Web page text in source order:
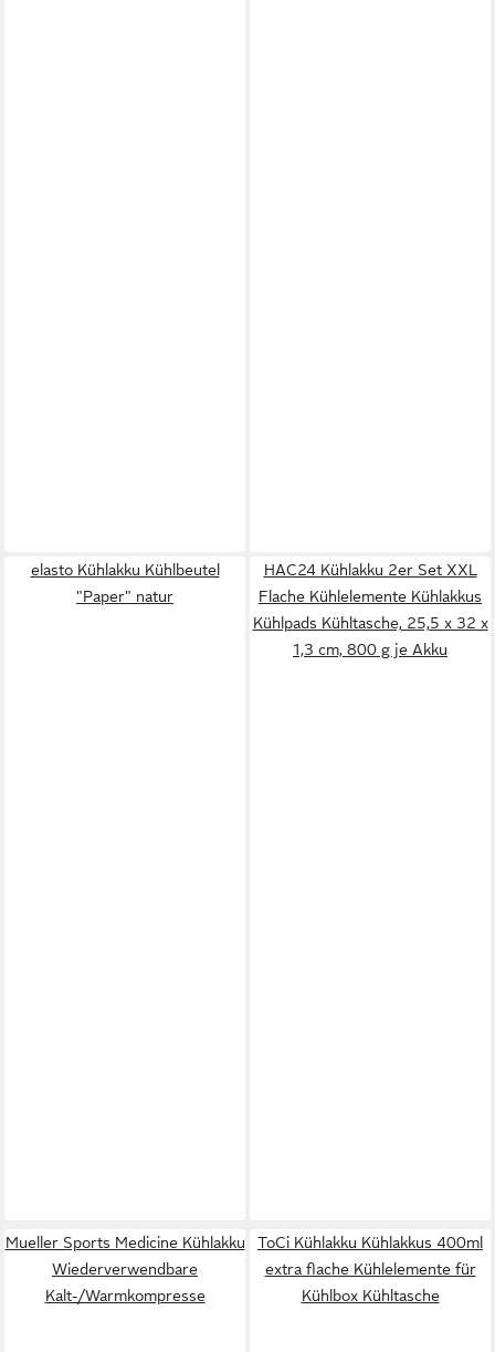
elasto Kühlakku Kühlbeutel
"Paper" natur
HAC24 Kühlakku 2er Set XXL
Flache Kühlelemente Kühlakkus
Kühlpads Kühltasche, 25,5 x 32 x
1,3 cm, 800 g je Akku
Mueller Sports Medicine Kühlakku
Wiederverwendbare
Kalt-/Warmkompresse
ToCi Kühlakku Kühlakkus 400ml
extra flache Kühlelemente für
Kühlbox Kühltasche